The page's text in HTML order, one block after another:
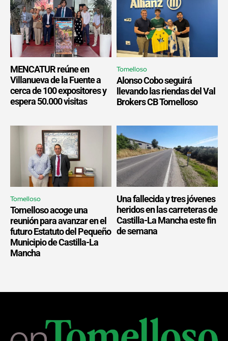
MENCATUR reúne en
Villanueva de la Fuente a
cerca de 100 expositores y
espera 50.000 visitas
Tomelloso
Alonso Cobo seguirá
llevando las riendas del Val
Brokers CB Tomelloso
Tomelloso
Tomelloso acoge una
reunión para avanzar en el
futuro Estatuto del Pequeño
Municipio de Castilla-La
Mancha
Una fallecida y tres jóvenes
heridos en las carreteras de
Castilla-La Mancha este fin
de semana